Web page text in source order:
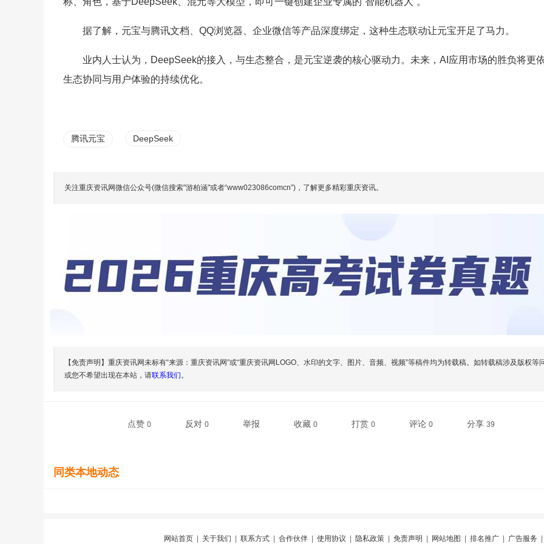
据了解，元宝与腾讯文档、QQ浏览器、企业微信等产品深度绑定，这种生态联动让元宝开足了马力。
业内人士认为，DeepSeek的接入，与生态整合，是元宝逆袭的核心驱动力。未来，AI应用市场的胜负将更
生态协同与用户体验的持续优化。
腾讯元宝 DeepSeek
关注重庆资讯网微信公众号(微信搜索"游柏涵"或者“www023086comcn”)，了解更多精彩重庆资讯。
【免责声明】重庆资讯网未标有“来源：重庆资讯网”或“重庆资讯网LOGO、水印的文字、图片、音频、视频”等稿件均为转载稿。如转载稿涉及版权等
或您不希望出现在本站，请联系我们。
点赞 0 反对 0 举报 收藏 0 打赏 0 评论 0 分享 39
同类本地动态
网站首页| 关于我们 联系方式| 合作伙伴| 使用协议 隐私政策| 免责声明 网站地图 排名推广| 广告服务